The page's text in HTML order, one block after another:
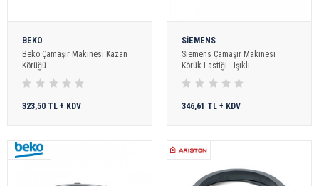
BEKO
Beko Çamaşır Makinesi Kazan
Körüğü
323,50 TL + KDV
SİEMENS
Siemens Çamaşır Makinesi
Körük Lastiği - Işıklı
346,61 TL + KDV